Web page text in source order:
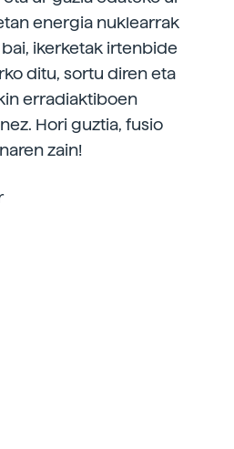
energia nuklearrak
ikerketak irtenbide
ditu, sortu diren eta
erradiaktiboen
Hori guztia, fusio
zain!